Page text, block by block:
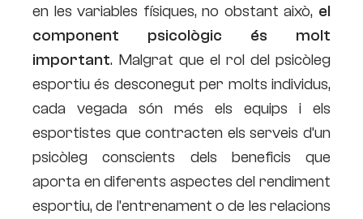
en les variables físiques, no obstant això, el
component psicològic és molt
important. Malgrat que el rol del psicòleg
esportiu és desconegut per molts individus,
cada vegada són més els equips i els
esportistes que contracten els serveis d’un
psicòleg conscients dels beneficis que
aporta en diferents aspectes del rendiment
esportiu, de l’entrenament o de les relacions